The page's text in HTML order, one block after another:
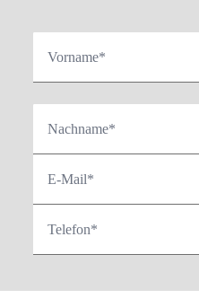
Vorname*
Nachname*
E-Mail*
Telefon*